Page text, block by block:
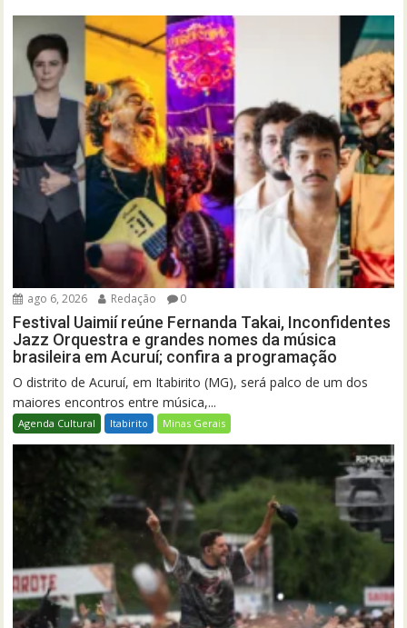
ago 6, 2026 Redação 0
Festival Uaimií reúne Fernanda Takai, Inconfidentes
Jazz Orquestra e grandes nomes da música
brasileira em Acuruí; confira a programação
O distrito de Acuruí, em Itabirito (MG), será palco de um dos
maiores encontros entre música,...
Agenda Cultural Itabirito Minas Gerais